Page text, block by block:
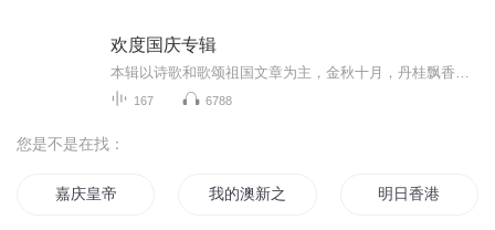
欢度国庆专辑
167 6788
您是不是在找：
嘉庆皇帝 我的澳新之旅 明日香港